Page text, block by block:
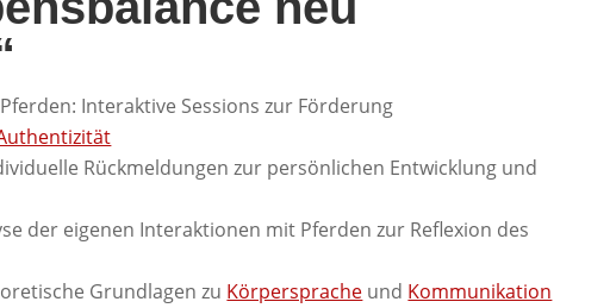
Interaktive Sessions zur Förderung
Rückmeldungen zur persönlichen Entwicklung und
der eigenen Interaktionen mit Pferden zur Reflexion des
Grundlagen zu Körpersprache und Kommunikation